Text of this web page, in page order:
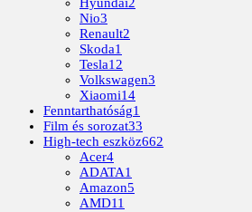
Nio3
Renault2
Skoda1
Tesla12
Volkswagen3
Xiaomi14
Fenntarthatóság1
Film és sorozat33
High-tech eszköz662
Acer4
ADATA1
Amazon5
AMD11